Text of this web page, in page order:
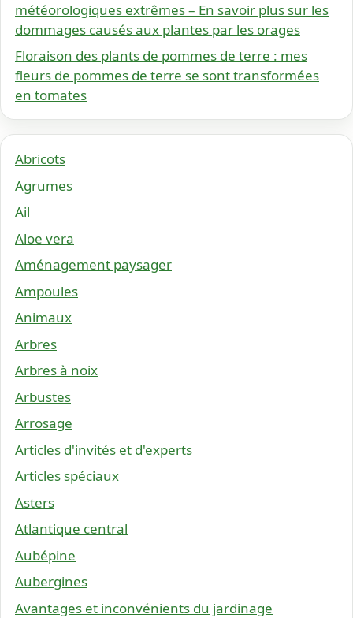
météorologiques extrêmes – En savoir plus sur les
dommages causés aux plantes par les orages
Floraison des plants de pommes de terre : mes
fleurs de pommes de terre se sont transformées
en tomates
Abricots
Agrumes
Ail
Aloe vera
Aménagement paysager
Ampoules
Animaux
Arbres
Arbres à noix
Arbustes
Arrosage
Articles d'invités et d'experts
Articles spéciaux
Asters
Atlantique central
Aubépine
Aubergines
Avantages et inconvénients du jardinage